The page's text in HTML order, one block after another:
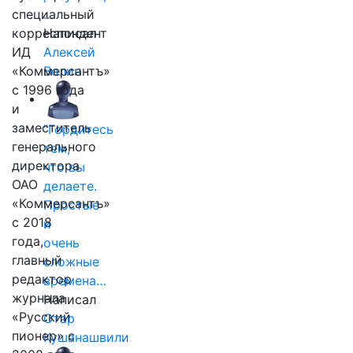
…
Написал
Алексей
Волин
"Гордитесь
тем,
что вы
делаете.
Простые
и
очень
сложные
времена…
Написал
Отар
Кушанашвили
специальный
корреспондент
ИД
«Коммерсантъ»
с 1996 года
и
заместитель
генерального
директора
ОАО
«Коммерсантъ»
с 2018
года,
главный
редактор
журнала
«Русский
пионер» с